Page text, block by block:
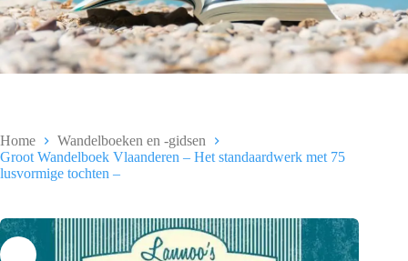
Home
Wandelboeken en -gidsen
Groot Wandelboek Vlaanderen – Het standaardwerk met 75
lusvormige tochten –